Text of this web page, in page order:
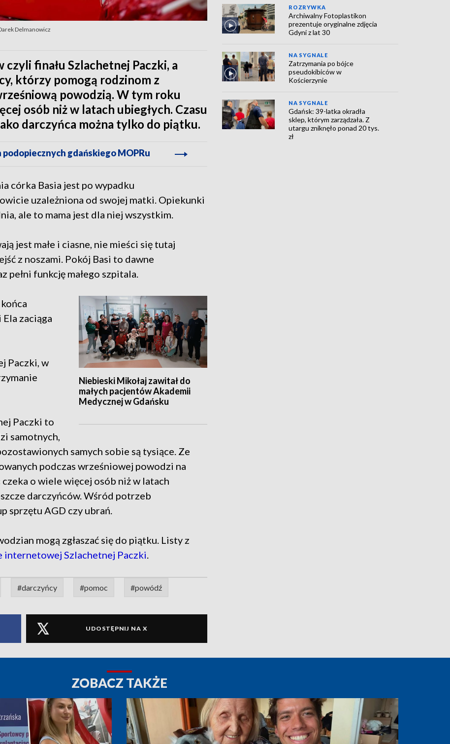
Delmanowicz
finału Szlachetnej Paczki, a
którzy pomogą rodzinom z
powodzią. W tym roku
osób niż w latach ubiegłych. Czasu
darczyńca można tylko do piątku.
podopiecznych gdańskiego MOPRu
córka Basia jest po wypadku
uzależniona od swojej matki. Opiekunki
ale to mama jest dla niej wszystkim.
jest małe i ciasne, nie mieści się tutaj
z noszami. Pokój Basi to dawne
funkcję małego szpitala.
Niebieski Mikołaj zawitał do
małych pacjentów Akademii
Medycznej w Gdańsku
zaciąga
Paczki, w
Paczki to
samotnych,
samych sobie są tysiące. Ze
podczas wrześniowej powodzi na
o wiele więcej osób niż w latach
darczyńców. Wśród potrzeb
sprzętu AGD czy ubrań.
mogą zgłaszać się do piątku. Listy z
internetowej Szlachetnej Paczki
#darczyńcy #pomoc #powódź
UDOSTĘPNIJ NA X
ROZRYWKA
Archiwalny Fotoplastikon
prezentuje oryginalne zdjęcia
Gdyni z lat 30
NA SYGNALE
Zatrzymania po bójce
pseudokibiców w
Kościerzynie
NA SYGNALE
Gdańsk: 39-latka okradła
sklep, którym zarządzała. Z
utargu zniknęło ponad 20 tys.
zł
ZOBACZ TAKŻE